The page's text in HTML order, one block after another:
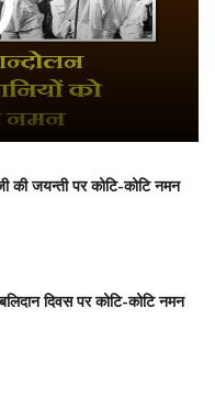
की जयन्ती पर कोटि-कोटि नमन
दिवस पर कोटि-कोटि नमन